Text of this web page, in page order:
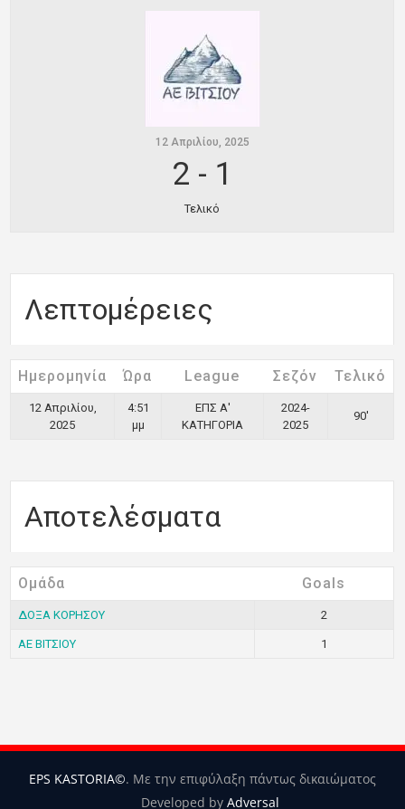
Περισσότερα
12 Απριλίου, 2025
2 - 1
Τελικό
Λεπτομέρειες
Ημερομηνία Ώρα League Σεζόν Τελικό
12 Απριλίου,
2025
4:51
μμ
ΕΠΣ Α'
ΚΑΤΗΓΟΡΙΑ
2024-
2025
90'
Αποτελέσματα
Ομάδα Goals
ΔΟΞΑ ΚΟΡΗΣΟΥ 2
ΑΕ ΒΙΤΣΙΟΥ 1
EPS KASTORIA©. Με την επιφύλαξη πάντως δικαιώματος
Developed by Adversal